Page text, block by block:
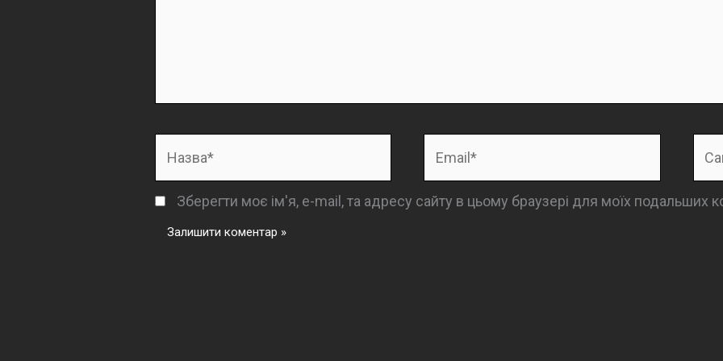
Зберегти моє ім'я, e-mail, та адресу сайту в цьому браузері для моїх подальших